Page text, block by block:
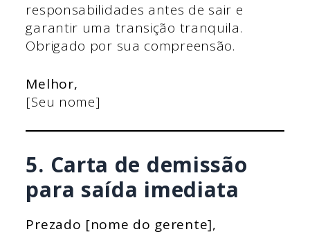
responsabilidades antes de sair e
garantir uma transição tranquila.
Obrigado por sua compreensão.
Melhor,
[Seu nome]
5. Carta de demissão
para saída imediata
Prezado [nome do gerente],